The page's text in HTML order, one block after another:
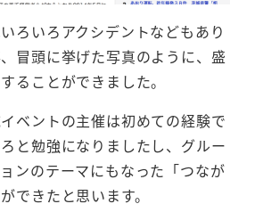
ろいろアクシデントなどもあり
冒頭に挙げた写真のように、盛
ることができました。
ベントの主催は初めての経験で
と勉強になりましたし、グルー
ンのテーマにもなった「つなが
できたと思います。